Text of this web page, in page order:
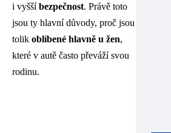
i vyššíbezpečnost. Právě toto
jsou ty hlavní důvody, proč jsou
tolik oblíbené hlavně u žen,
které v autě často převáží svou
rodinu.